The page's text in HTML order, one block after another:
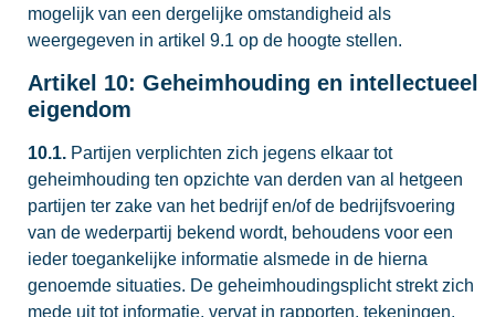
mogelijk van een dergelijke omstandigheid als
weergegeven in artikel 9.1 op de hoogte stellen.
Artikel 10: Geheimhouding en intellectueel
eigendom
10.1. Partijen verplichten zich jegens elkaar tot
geheimhouding ten opzichte van derden van al hetgeen
partijen ter zake van het bedrijf en/of de bedrijfsvoering
van de wederpartij bekend wordt, behoudens voor een
ieder toegankelijke informatie alsmede in de hierna
genoemde situaties. De geheimhoudingsplicht strekt zich
mede uit tot informatie, vervat in rapporten, tekeningen,